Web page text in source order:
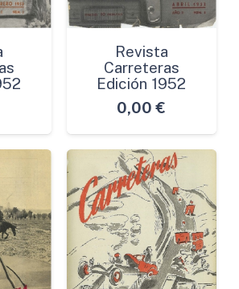
Revista
Carreteras
Edición 1952
0,00 €